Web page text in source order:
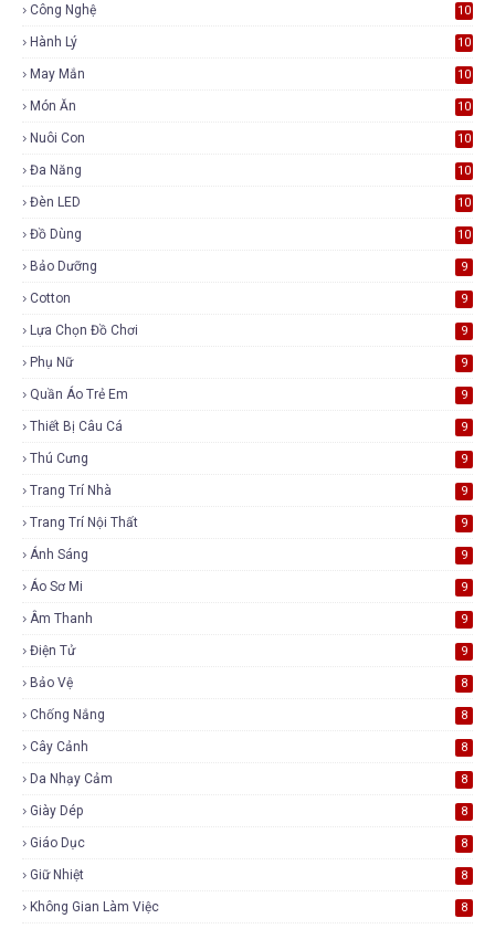
Công Nghệ 10
Hành Lý 10
May Mắn 10
Món Ăn 10
Nuôi Con 10
Đa Năng 10
Đèn LED 10
Đồ Dùng 10
Bảo Dưỡng 9
Cotton 9
Lựa Chọn Đồ Chơi 9
Phụ Nữ 9
Quần Áo Trẻ Em 9
Thiết Bị Câu Cá 9
Thú Cưng 9
Trang Trí Nhà 9
Trang Trí Nội Thất 9
Ánh Sáng 9
Áo Sơ Mi 9
Âm Thanh 9
Điện Tử 9
Bảo Vệ 8
Chống Nắng 8
Cây Cảnh 8
Da Nhạy Cảm 8
Giày Dép 8
Giáo Dục 8
Giữ Nhiệt 8
Không Gian Làm Việc 8